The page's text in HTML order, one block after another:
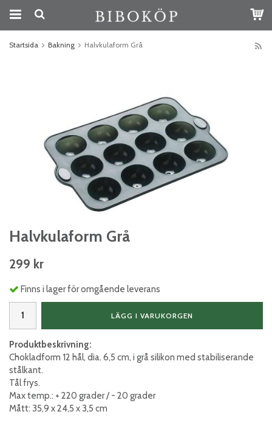
Startsida Bakning Halvkulaform Grå
Halvkulaform Grå
299 kr
Finns i lager för omgående leverans
LÄGG I VARUKORGEN
Produktbeskrivning:
Chokladform 12 hål, dia. 6,5 cm, i grå silikon med stabiliserande
stålkant.
Tål frys.
Max temp.: + 220 grader / - 20 grader
Mått: 35,9 x 24,5 x 3,5 cm